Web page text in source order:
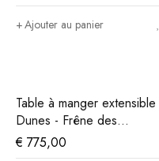
Ajouter au panier
Table à manger extensible
Dunes - Frêne des
montagnes
€ 775,00